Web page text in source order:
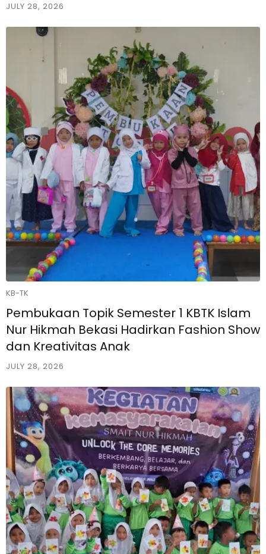
JULY 28, 2026
KB-TK
Pembukaan Topik Semester 1 KBTK Islam
Nur Hikmah Bekasi Hadirkan Fashion Show
dan Kreativitas Anak
JULY 28, 2026